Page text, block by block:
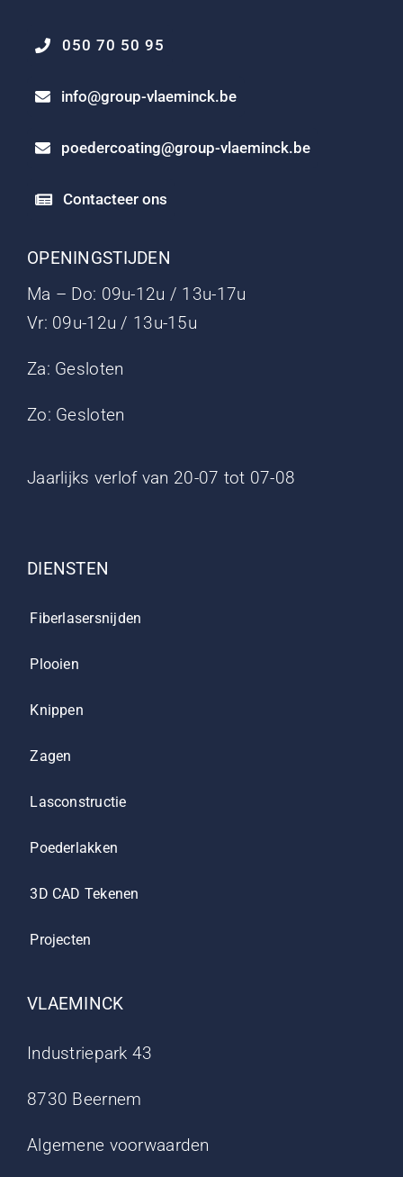
050 70 50 95
info@group-vlaeminck.be
poedercoating@group-vlaeminck.be
Contacteer ons
OPENINGSTIJDEN
Ma – Do: 09u-12u / 13u-17u
Vr: 09u-12u / 13u-15u
Za: Gesloten
Zo: Gesloten
Jaarlijks verlof van 20-07 tot 07-08
DIENSTEN
Fiberlasersnijden
Plooien
Knippen
Zagen
Lasconstructie
Poederlakken
3D CAD Tekenen
Projecten
VLAEMINCK
Industriepark 43
8730 Beernem
Algemene voorwaarden